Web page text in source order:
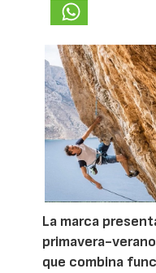
La marca
primavera-
que combina